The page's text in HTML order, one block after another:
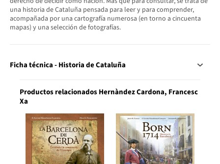
una historia de Cataluña pensada para leer y para comprender,
acompañada por una cartografía numerosa (en torno a cincuenta
mapas) y una selección de fotografías.
Ficha técnica - Historia de Cataluña
Productos relacionados Hernàndez Cardona, Francesc
Xa